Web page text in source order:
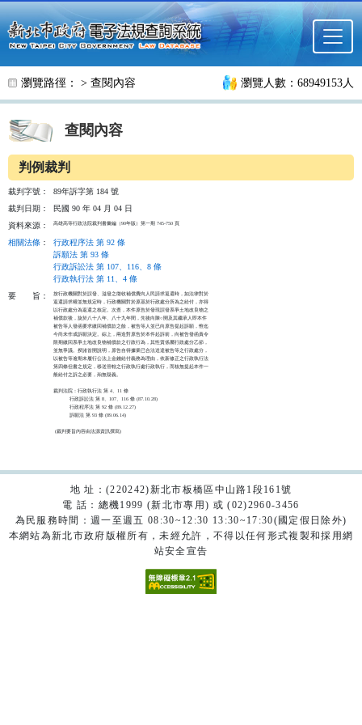
跳至主要內容
瀏覽路徑： > 查閱內容 瀏覽人數：68949153人
查閱內容
判例裁判
裁判字號：
89年訴字第 184 號
裁判日期：
民國 90 年 04 月 04 日
資料來源：
高雄高等行政法院裁判書彙編（90年版）第一期 745-750 頁
相關法條 ：
行政程序法 第 92 條
訴願法 第 93 條
行政訴訟法 第 107、116、8 條
行政執行法 第 11、4 條
要
旨：
按行政機關對於誤發、溢發之徵收補償費向人民請求返還時，如法律對於
返還請求權並無規定時，行政機關對於原基於行政處分所為之給付，亦得
以行政處分為返還之核定。次查，本件原告於發現誤發系爭土地改良物之
補償款後，旋於八十八年、八十九年間，先後向陳○開及其繼承人即本件
被告等人發函要求繳回補償款之餘，被告等人並已向原告提起訴願，惟迄
今尚未作成訴願決定。綜上，兩造對原告於本件起訴前，向被告發函責令
限期繳回系爭土地改良物補償款之行政行為，其性質係屬行政處分乙節，
並無爭議。揆諸首開說明，原告自得據業已合法送達被告等之行政處分，
以被告等逾期未履行公法上金錢給付義務為理由，依新修正之行政執行法
第四條但書之規定，移送管轄之行政執行處行政執行，而核無提起本件一
般給付之訴之必要，殆無疑義。
裁判法院：行政執行法 第 4、11 條
          行政訴訟法 第 8、107、116 條 (87.10.28)
          行政程序法 第 92 條 (89.12.27)
          訴願法 第 93 條 (89.06.14)
(裁判要旨內容由法源資訊撰寫)
地 址：(220242)新北市板橋區中山路1段161號
電 話：總機1999 (新北市專用) 或 (02)2960-3456
為民服務時間：週一至週五 08:30~12:30 13:30~17:30(國定假日除外)
本網站為新北市政府版權所有，未經允許，不得以任何形式複製和採用網
站安全宣告